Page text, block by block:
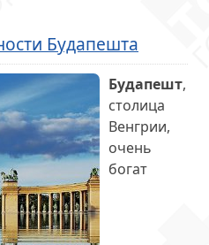
Будапешта
Будапешт,
столица
Венгрии,
очень
богат